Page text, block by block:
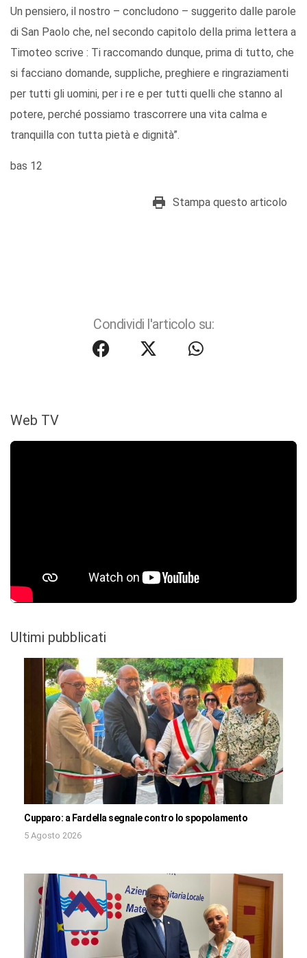
Un pensiero, il nostro – concludono – suggerito dalle parole
di San Paolo che, nel secondo capitolo della prima lettera a
Timoteo scrive : Ti raccomando dunque, prima di tutto, che
si facciano domande, suppliche, preghiere e ringraziamenti
per tutti gli uomini, per i re e per tutti quelli che stanno al
potere, perché possiamo trascorrere una vita calma e
tranquilla con tutta pietà e dignità”.
bas 12
Stampa questo articolo
Condividi l'articolo su:
Web TV
Ultimi pubblicati
Cupparo: a Fardella segnale contro lo spopolamento
5 Agosto 2026